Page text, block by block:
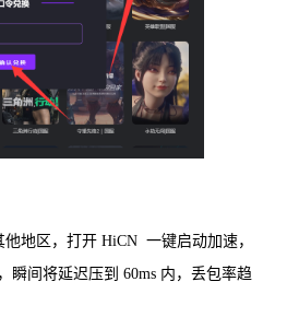
地区，打开 HiCN 一键启动加速，
，瞬间将延迟压到 60ms 内，丢包率趋